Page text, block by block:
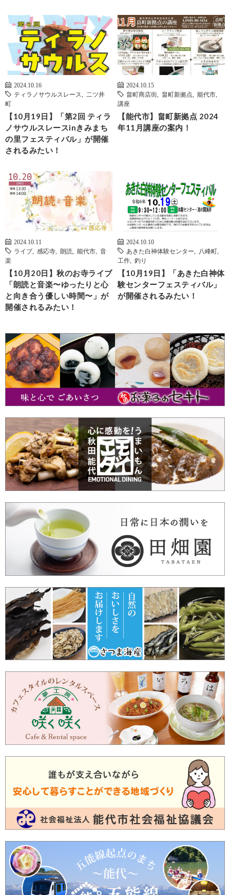
2024.10.16
ティラノサウルスレース
二ツ井
町
【10月19日】「第2回 ティラ
ノサウルスレースinきみまち
の里フェスティバル」が開催
されるみたい！
2024.10.15
畠町商店街
畠町新拠点 能代市
講座
【能代市】畠町新拠点 2024
年11月講座の案内！
2024.10.11
ライブ
感応寺 朗読 能代市
音
楽
【10月20日】秋のお寺ライブ
「朗読と音楽〜ゆったりと心
と向き合う優しい時間〜」が
開催されるみたい！
2024.10.10
あきた白神体験センター
八峰町
工作
釣り
【10月19日】「あきた白神体
験センターフェスティバル」
が開催されるみたい！